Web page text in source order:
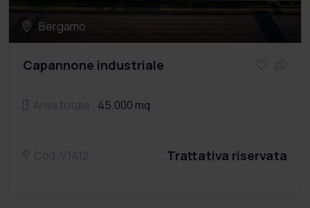
Bergamo
Capannone industriale
45.000 mq
Trattativa riservata